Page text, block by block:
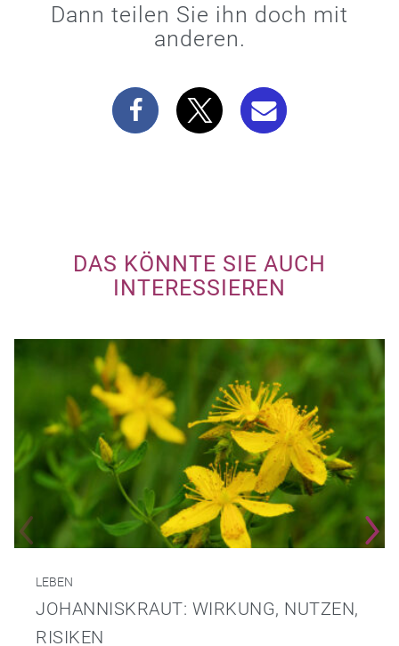
Dann teilen Sie ihn doch mit
anderen.
DAS KÖNNTE SIE AUCH
INTERESSIEREN
LEBEN
JOHANNISKRAUT: WIRKUNG, NUTZEN,
RISIKEN